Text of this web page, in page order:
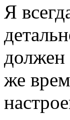
Я
должен
же